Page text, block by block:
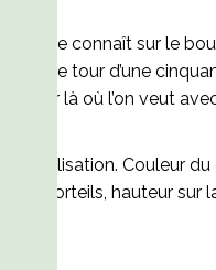
qu’elle connaît sur le
le tour d’une
là où l’on veut
Couleur
les orteils, hauteur sur